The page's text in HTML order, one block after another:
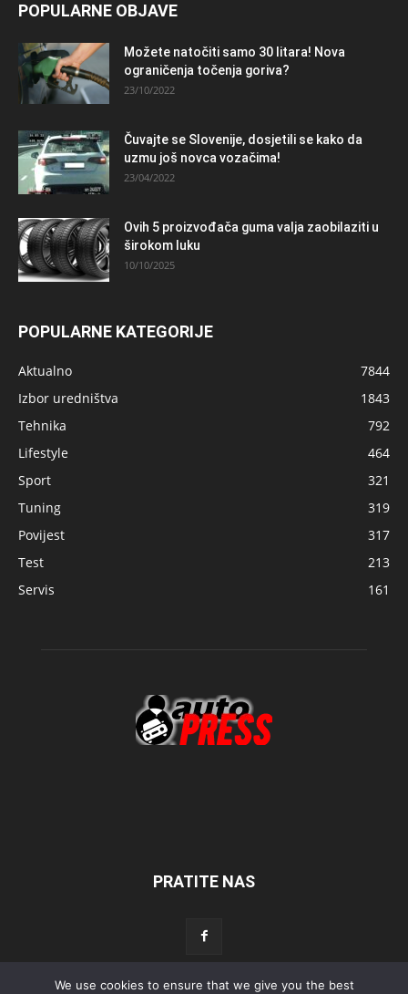
POPULARNE OBJAVE
Možete natočiti samo 30 litara! Nova
ograničenja točenja goriva?
23/10/2022
Čuvajte se Slovenije, dosjetili se kako da
uzmu još novca vozačima!
23/04/2022
Ovih 5 proizvođača guma valja zaobilaziti u
širokom luku
10/10/2025
POPULARNE KATEGORIJE
Aktualno
7844
Izbor uredništva
1843
Tehnika
792
Lifestyle
464
Sport
321
Tuning
319
Povijest
317
Test
213
Servis
161
PRATITE NAS
We use cookies to ensure that we give you the best